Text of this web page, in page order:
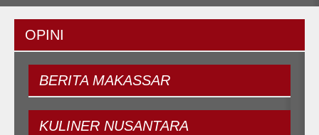
OPINI
BERITA MAKASSAR
KULINER NUSANTARA